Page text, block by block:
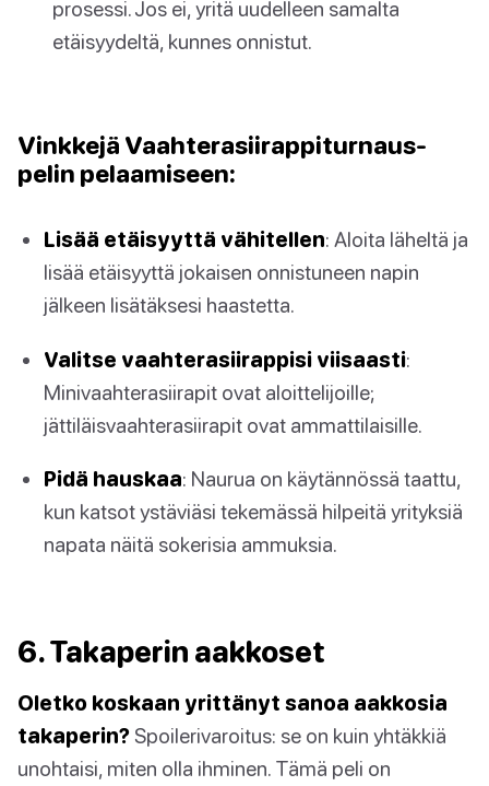
prosessi. Jos ei, yritä uudelleen samalta
etäisyydeltä, kunnes onnistut.
Vinkkejä Vaahterasiirappiturnaus-
pelin pelaamiseen:
Lisää etäisyyttä vähitellen: Aloita läheltä ja
lisää etäisyyttä jokaisen onnistuneen napin
jälkeen lisätäksesi haastetta.
Valitse vaahterasiirappisi viisaasti:
Minivaahterasiirapit ovat aloittelijoille;
jättiläisvaahterasiirapit ovat ammattilaisille.
Pidä hauskaa: Naurua on käytännössä taattu,
kun katsot ystäviäsi tekemässä hilpeitä yrityksiä
napata näitä sokerisia ammuksia.
6. Takaperin aakkoset
Oletko koskaan yrittänyt sanoa aakkosia
takaperin? Spoilerivaroitus: se on kuin yhtäkkiä
unohtaisi, miten olla ihminen. Tämä peli on